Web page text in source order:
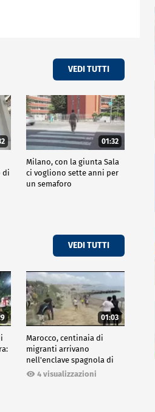
VEDI TUTTI
di
01:32
Milano, con la giunta Sala
ci vogliono sette anni per
un semaforo
VEDI TUTTI
01:03
Marocco, centinaia di
migranti arrivano
nell'enclave spagnola di
Ceuta4 visualizzazioni